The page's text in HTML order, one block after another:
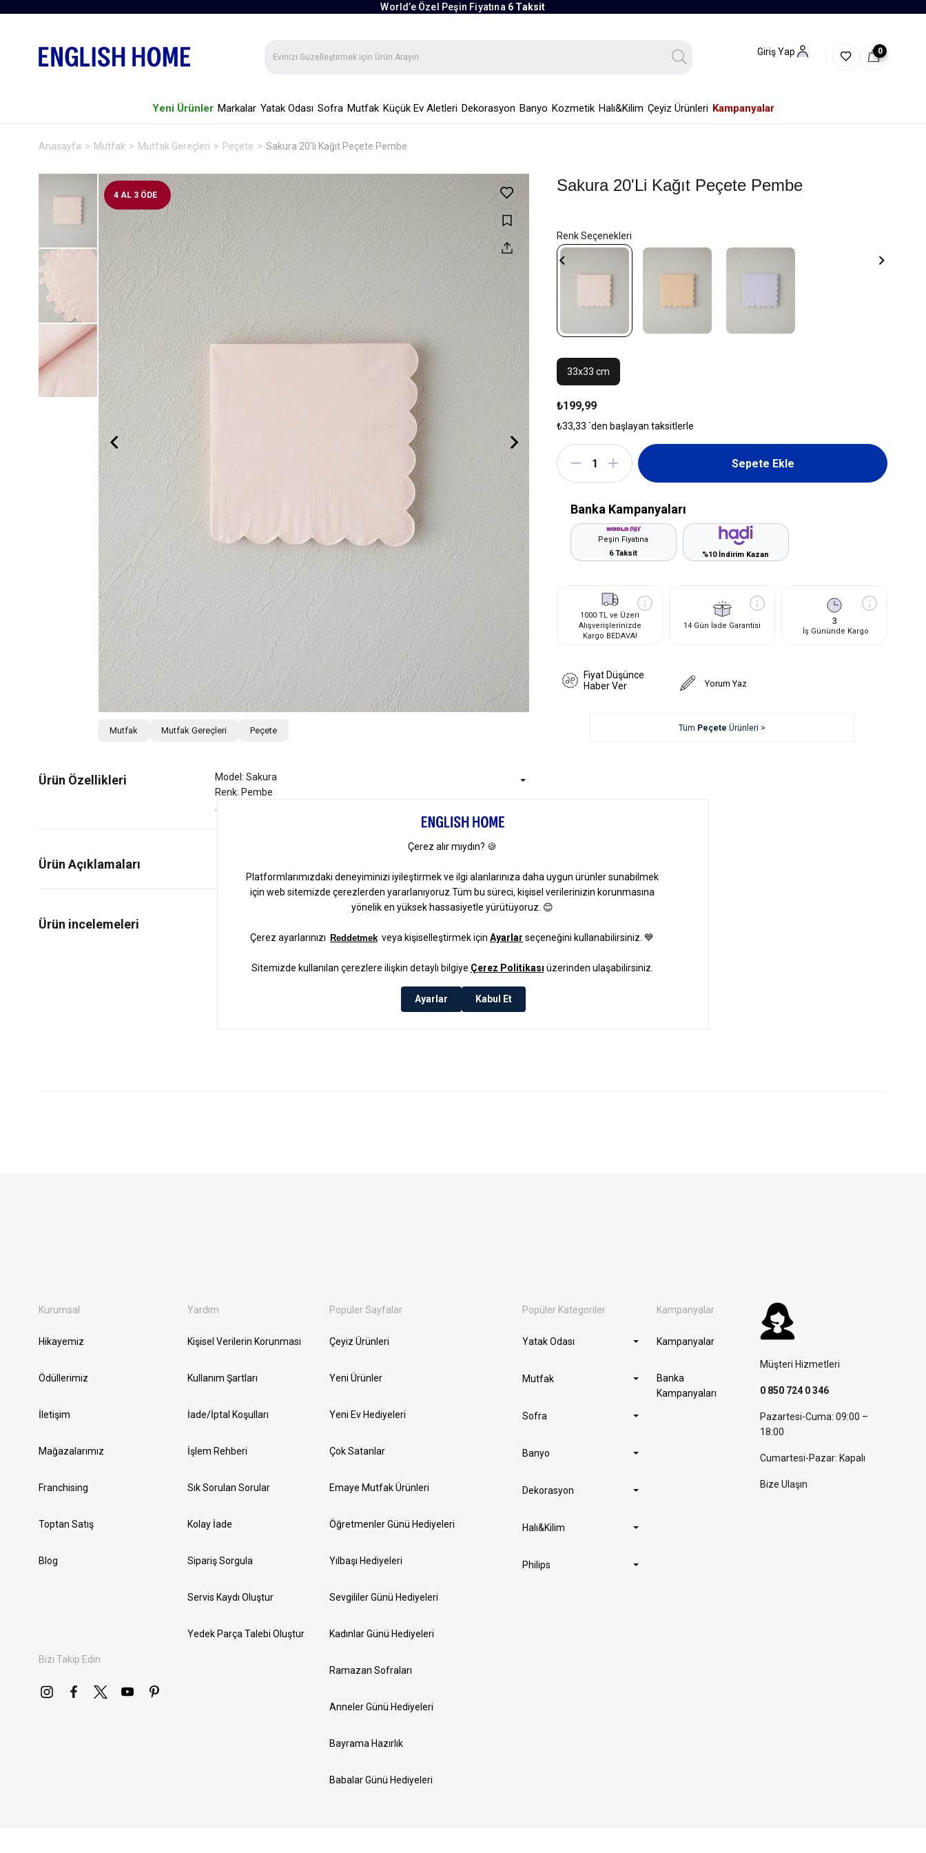
World’e Özel Peşin Fiyatına 6 Taksit
Giriş Yap 0
Yeni Ürünler Markalar Yatak Odası Sofra Mutfak Küçük Ev Aletleri Dekorasyon Banyo Kozmetik Halı&Kilim Çeyiz Ürünleri Kampanyalar
Anasayfa Mutfak Mutfak Gereçleri Peçete Sakura 20'li Kağıt Peçete Pembe
4 AL 3 ÖDE
Mutfak Mutfak Gereçleri Peçete
Ürün Özellikleri
Model: Sakura
Renk: Pembe
Ürün Açıklamaları
Sakura 20'li Kağıt Peçete Pembe
33x33 cm
₺199,99
₺33,33 `den başlayan taksitlerle
Banka Kampanyaları
Peşin Fiyatına
6 Taksit
%10 İndirim Kazan
1000 TL ve Üzeri
Alışverişlerinizde
Kargo BEDAVA!
14 Gün İade Garantisi 3
İş Gününde Kargo
Fiyat Düşünce
Haber Ver
Yorum Yaz
Tüm Peçete Ürünleri >
Kurumsal
Hikayemiz
Ödüllerimiz
İletişim
Mağazalarımız
Franchising
Toptan Satış
Blog
Bizi Takip Edin
Yardım
Kişisel Verilerin Korunması
Kullanım Şartları
İade/İptal Koşulları
İşlem Rehberi
Sık Sorulan Sorular
Kolay İade
Sipariş Sorgula
Servis Kaydı Oluştur
Yedek Parça Talebi Oluştur
Popüler Sayfalar
Çeyiz Ürünleri
Yeni Ürünler
Yeni Ev Hediyeleri
Çok Satanlar
Emaye Mutfak Ürünleri
Öğretmenler Günü Hediyeleri
Yılbaşı Hediyeleri
Sevgililer Günü Hediyeleri
Kadınlar Günü Hediyeleri
Ramazan Sofraları
Anneler Günü Hediyeleri
Bayrama Hazırlık
Babalar Günü Hediyeleri
Popüler Kategoriler
Yatak Odası
Mutfak
Sofra
Banyo
Dekorasyon
Halı&Kilim
Philips
Kampanyalar
Kampanyalar
Banka
Kampanyaları
Müşteri Hizmetleri
0 850 724 0 346
Pazartesi-Cuma: 09:00 –
18:00
Cumartesi-Pazar: Kapalı
Bize Ulaşın